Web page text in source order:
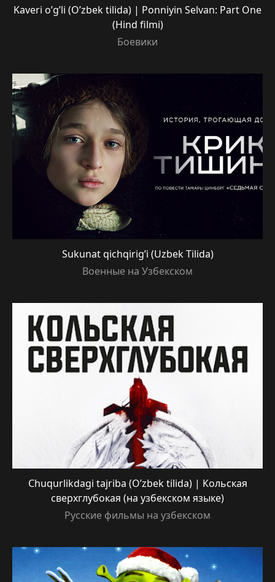
Kaveri o’g’li (O’zbek tilida) | Ponniyin Selvan: Part One
(Hind filmi)
Боевики
Sukunat qichqirig’i (Uzbek Tilida)
Военные на Узбекском
Chuqurlikdagi tajriba (O’zbek tilida) | Кольская
сверхглубокая (на узбекском языке)
Русские фильмы на узбекском